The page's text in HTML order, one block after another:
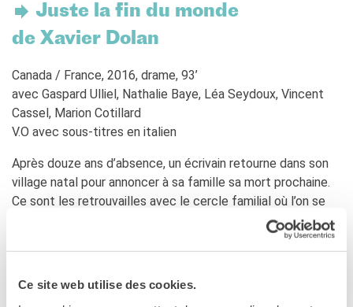
Ce site web utilise des cookies.
Juste la fin du monde
de Xavier Dolan
Canada / France, 2016, drame, 93’
avec Gaspard Ulliel, Nathalie Baye, Léa Seydoux, Vincent
Cassel, Marion Cotillard
V.O avec sous-titres en italien
Après douze ans d’absence, un écrivain retourne dans son
village natal pour annoncer à sa famille sa mort prochaine.
Ce sont les retrouvailles avec le cercle familial où l’on se
dit l’amour que l’on se porte à travers les éternelles
querelles, et où l’on dit malgré nous les rancœurs qui
Dopo dodici anni di assenza, uno scrittore torna nel paese